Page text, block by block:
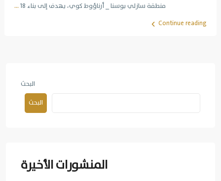
منطقة سازلي بوسنا _ أرناؤوط كوي، يهدف إلى بناء 18
...
Continue reading
البحث
البحث
المنشورات الأخيرة